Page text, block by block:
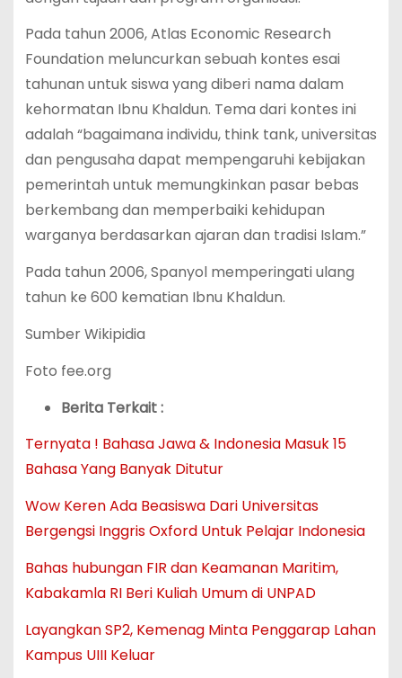
Pada tahun 2006, Atlas Economic Research
Foundation meluncurkan sebuah kontes esai
tahunan untuk siswa yang diberi nama dalam
kehormatan Ibnu Khaldun. Tema dari kontes ini
adalah “bagaimana individu, think tank, universitas
dan pengusaha dapat mempengaruhi kebijakan
pemerintah untuk memungkinkan pasar bebas
berkembang dan memperbaiki kehidupan
warganya berdasarkan ajaran dan tradisi Islam.”
Pada tahun 2006, Spanyol memperingati ulang
tahun ke 600 kematian Ibnu Khaldun.
Sumber Wikipidia
Foto fee.org
Berita Terkait :
Ternyata ! Bahasa Jawa & Indonesia Masuk 15
Bahasa Yang Banyak Ditutur
Wow Keren Ada Beasiswa Dari Universitas
Bergengsi Inggris Oxford Untuk Pelajar Indonesia
Bahas hubungan FIR dan Keamanan Maritim,
Kabakamla RI Beri Kuliah Umum di UNPAD
Layangkan SP2, Kemenag Minta Penggarap Lahan
Kampus UIII Keluar